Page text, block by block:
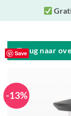
Terug naar
Save
-13%